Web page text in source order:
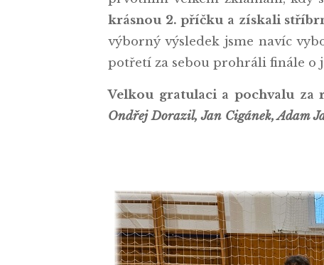
krásnou 2. příčku a získali
výborný výsledek jsme navíc
potřetí za sebou prohráli finále o
Velkou gratulaci a pochvalu za
Ondřej Dorazil, Jan Cigánek, Adam